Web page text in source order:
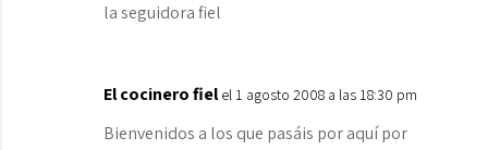
la seguidora fiel
El cocinero fiel el 1 agosto 2008 a las 18:30 pm
Bienvenidos a los que pasáis por aquí por